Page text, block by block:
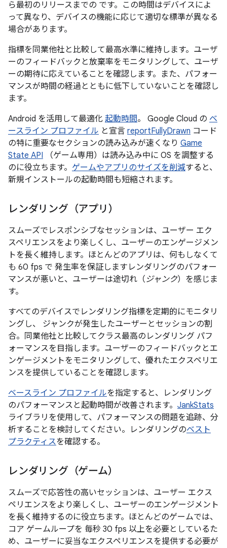
ら最初のリリースまでの です。この時間はデバイスによ
って異なり、デバイスの機能に応じて適切な標準が異なる
場合があります。
指標を同業他社と比較して最高水準に維持します。ユーザ
ーのフィードバックと放棄率をモニタリングして、ユーザ
ーの期待に応えていることを確認します。また、パフォー
マンスが時間の経過とともに低下していないことを確認し
ます。
Android を活用して最適化 起動時間。 Google Cloud の ベ
ースライン プロファイル と宣言 reportFullyDrawn コード
の特に重要なセクションの読み込みが速くなり Game
State API （ゲーム専用）は読み込み中に OS を調整する
のに役立ちます。 ゲームやアプリのサイズを削減すると、
新規インストールの起動時間も短縮されます。
レンダリング（アプリ）
スムーズでレスポンシブなセッションは、ユーザー エク
スペリエンスをより楽しくし、ユーザーのエンゲージメン
トを長く維持します。ほとんどのアプリは、何もしなくて
も 60 fps で 発生率を保証しますレンダリングのパフォー
マンスが悪いと、ユーザーは途切れ（ジャンク）を感じま
す。
すべてのデバイスでレンダリング指標を定期的にモニタリ
ングし、 ジャンクが発生したユーザーとセッションの割
合。同業他社と比較してクラス最高のレンダリング パフ
ォーマンスを目指します。ユーザーのフィードバックとエ
ンゲージメントをモニタリングして、優れたエクスペリエ
ンスを提供していることを確認します。
ベースライン プロファイルを指定すると、レンダリング
のパフォーマンスと起動時間が改善されます。 JankStats
ライブラリを使用して、パフォーマンスの問題を追跡、分
析することを検討してください。レンダリングのベスト
プラクティスを確認する。
レンダリング（ゲーム）
スムーズで応答性の高いセッションは、ユーザー エクス
ペリエンスをより楽しくし、ユーザーのエンゲージメント
を長く維持するのに役立ちます。ほとんどのゲームでは、
コア ゲームループを 毎秒 30 fps 以上を必要としているた
め、ユーザーに妥当なエクスペリエンスを提供する必要が